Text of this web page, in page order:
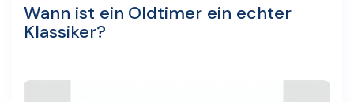
Wann ist ein Oldtimer ein echter
Klassiker?